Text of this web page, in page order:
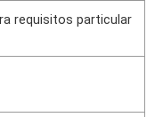
requisitos particular